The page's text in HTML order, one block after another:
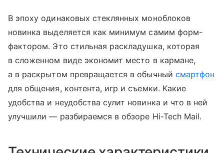
В эпоху одинаковых стеклянных моноблоков
новинка выделяется как минимум самим форм-
фактором. Это стильная раскладушка, которая
в сложенном виде экономит место в кармане,
а в раскрытом превращается в обычный смартфон
для общения, контента, игр и съемки. Какие
удобства и неудобства сулит новинка и что в ней
улучшили — разбираемся в обзоре Hi-Tech Mail.